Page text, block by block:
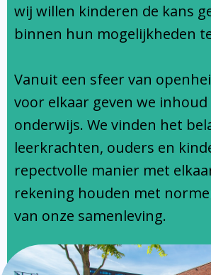
Ondersteuningsprofiel
wij willen kinderen de kans
binnen hun mogelijkheden
Vanuit een sfeer van
voor elkaar geven we inhoud
onderwijs. We vinden het
leerkrachten, ouders en
repectvolle manier met
rekening houden met
van onze samenleving.